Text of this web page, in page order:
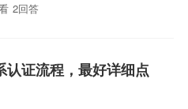
2回答
证流程，最好详细点